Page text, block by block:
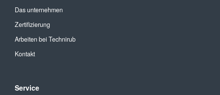
Das unternehmen
Zertifizierung
Arbeiten bei Technirub
Kontakt
Service